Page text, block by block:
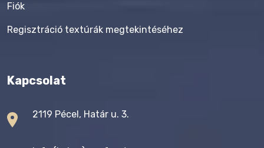
Fiók
Regisztráció textúrák megtekintéséhez
Kapcsolat
2119 Pécel, Határ u. 3.